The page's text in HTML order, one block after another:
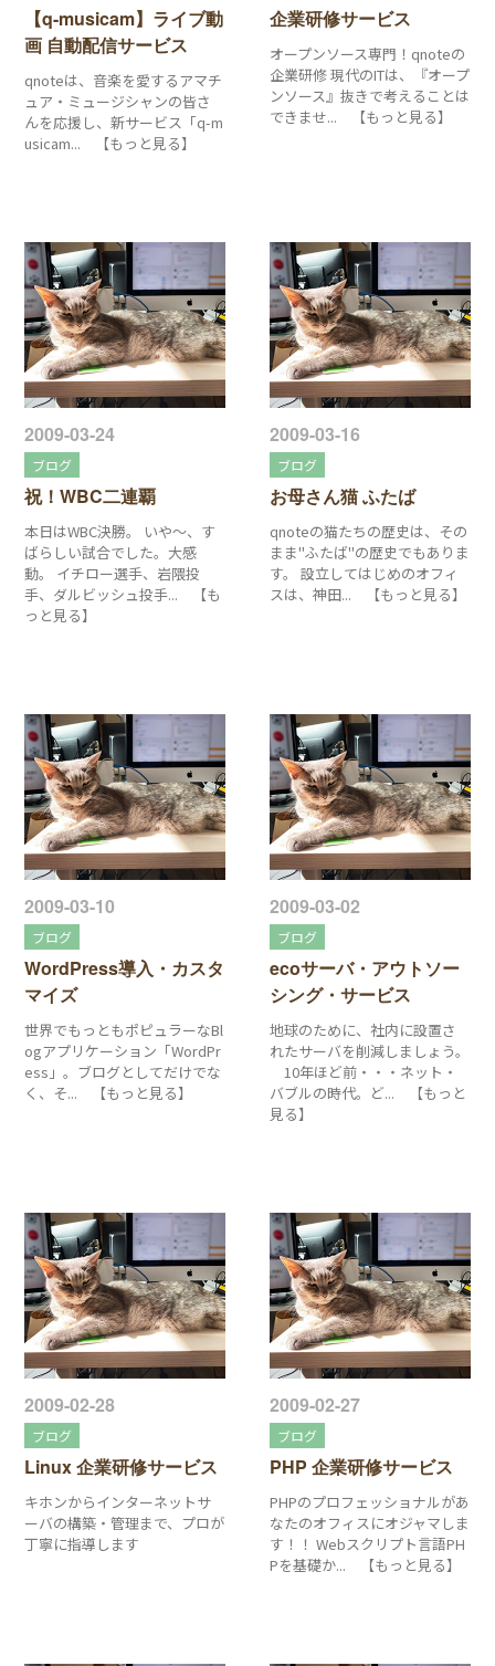
【q-musicam】ライブ動
画 自動配信サービス
qnoteは、音楽を愛するアマチ
ュア・ミュージシャンの皆さ
んを応援し、新サービス「q-m
usicam... 【もっと見る】
企業研修サービス
オープンソース専門！qnoteの
企業研修 現代のITは、『オープ
ンソース』抜きで考えることは
できませ... 【もっと見る】
2009-03-24
ブログ
祝！WBC二連覇
本日はWBC決勝。 いや〜、す
ばらしい試合でした。大感
動。 イチロー選手、岩隈投
手、ダルビッシュ投手... 【も
っと見る】
2009-03-16
ブログ
お母さん猫 ふたば
qnoteの猫たちの歴史は、その
まま"ふたば"の歴史でもありま
す。 設立してはじめのオフィ
スは、神田... 【もっと見る】
2009-03-10
ブログ
WordPress導入・カスタ
マイズ
世界でもっともポピュラーなBl
ogアプリケーション「WordPr
ess」。ブログとしてだけでな
く、そ... 【もっと見る】
2009-03-02
ブログ
ecoサーバ・アウトソー
シング・サービス
地球のために、社内に設置さ
れたサーバを削減しましょう。
10年ほど前・・・ネット・
バブルの時代。ど... 【もっと
見る】
2009-02-28
ブログ
Linux 企業研修サービス
キホンからインターネットサ
ーバの構築・管理まで、プロが
丁寧に指導します
2009-02-27
ブログ
PHP 企業研修サービス
PHPのプロフェッショナルがあ
なたのオフィスにオジャマしま
す！！ Webスクリプト言語PH
Pを基礎か... 【もっと見る】